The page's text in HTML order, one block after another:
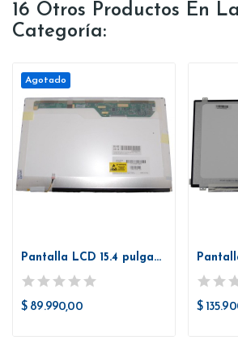
16 Otros Productos En
Categoría:
Agotado
Pantalla LCD 15.4 pulgadas WXGA Glossy
$ 89.990,00 $